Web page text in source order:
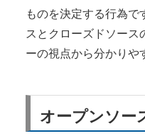
ものを決定する行為
スとクローズドソース
ーの視点から分かりや
オープンソー